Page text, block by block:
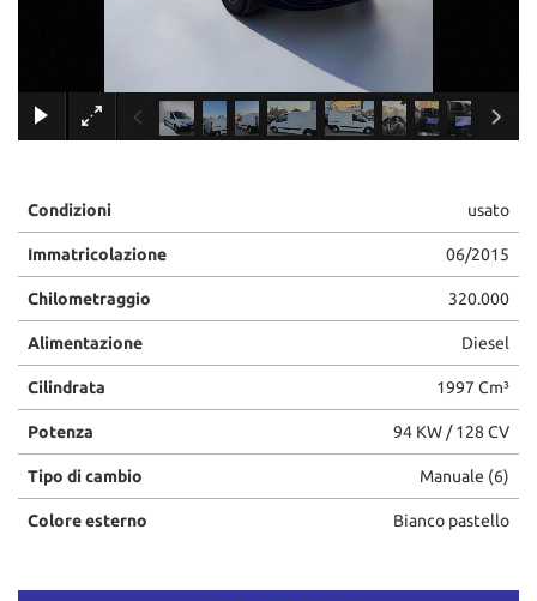
×
Condizioni usato
Immatricolazione 06/2015
Chilometraggio 320.000
Alimentazione Diesel
Cilindrata 1997 Cm³
Potenza 94 KW / 128 CV
Tipo di cambio Manuale (6)
Colore esterno Bianco pastello
offrire
le
svolgere
attività
di
seguito
descritte.
Per
ottenere
maggiori
informazioni
sull'utilità
sul
funzionamento